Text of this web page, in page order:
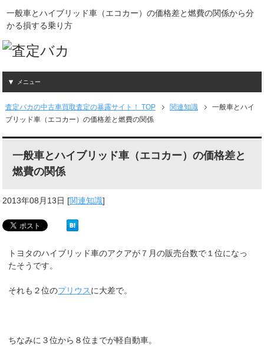
一般車とハイブリッド車（エコカー）の価格差と燃費の関係から分
かる損する乗り方
メニュー
査定バカの中古車買取査定の暴露サイト！ TOP 関連知識
一般車とハイ
ブリッド車（エコカー）の価格差と燃費の関係
一般車とハイブリッド車（エコカー）の価格差と
燃費の関係
2013年08月13日 [関連知識]
トヨタのハイブリッド車のアクアが７月の販売台数で１位になっ
たそうです。
それも２位のプリウスに大差で。
ちなみに３位から８位までが軽自動車。